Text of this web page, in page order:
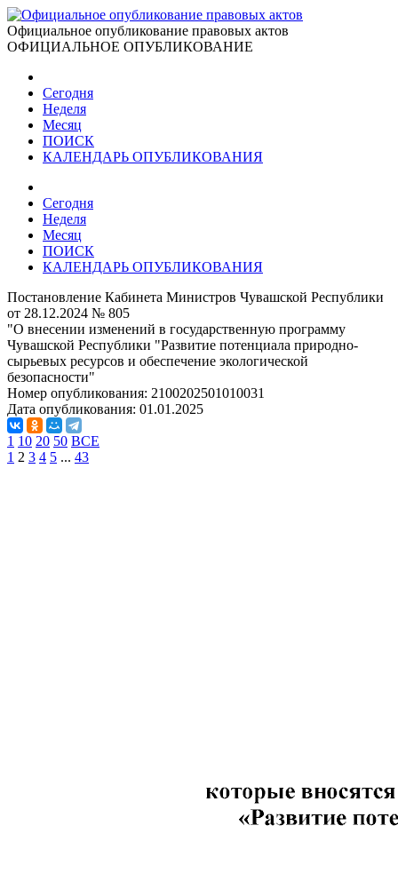
Официальное опубликование правовых актов
ОФИЦИАЛЬНОЕ ОПУБЛИКОВАНИЕ
Сегодня
Неделя
Месяц
ПОИСК
КАЛЕНДАРЬ ОПУБЛИКОВАНИЯ
Сегодня
Неделя
Месяц
ПОИСК
КАЛЕНДАРЬ ОПУБЛИКОВАНИЯ
Постановление Кабинета Министров Чувашской Республики
от 28.12.2024 № 805
"О внесении изменений в государственную программу
Чувашской Республики "Развитие потенциала природно-
сырьевых ресурсов и обеспечение экологической
безопасности"
Номер опубликования: 2100202501010031
Дата опубликования: 01.01.2025
1 10 20 50 ВСЕ
1 2 3 4 5 ... 43